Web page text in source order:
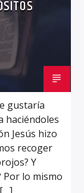
gustaría
haciéndoles
Jesús hizo
recoger
Y
Por lo mismo